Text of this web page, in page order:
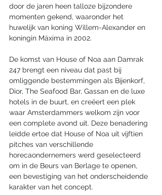
door de jaren heen talloze bijzondere
momenten gekend, waaronder het
huwelijk van koning Willem-Alexander en
koningin Máxima in 2002.
De komst van House of Noa aan Damrak
247 brengt een niveau dat past bij
omliggende bestemmingen als Bijenkorf,
Dior, The Seafood Bar, Gassan en de luxe
hotels in de buurt, en creëert een plek
waar Amsterdammers welkom zijn voor
een complete avond uit. Deze benadering
leidde ertoe dat House of Noa uit vijftien
pitches van verschillende
horecaondernemers werd geselecteerd
om in de Beurs van Berlage te openen,
een bevestiging van het onderscheidende
karakter van het concept.